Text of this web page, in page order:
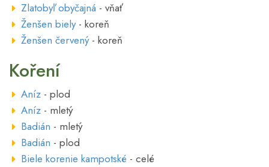
Zlatobyľ obyčajná - vňať
Ženšen biely- koreň
Ženšen červený- koreň
Koření
Aníz - plod
Aníz - mletý
Badián - mletý
Badián - plod
Biele korenie kampotské - celé